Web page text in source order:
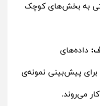
به بخش‌های کوچک
داده‌های
پیش‌بینی نمونه‌ی
می‌روند.